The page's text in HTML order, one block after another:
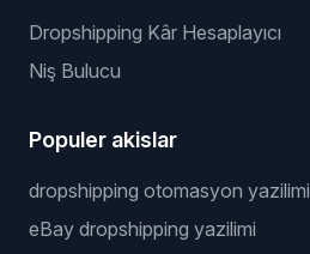
Dropshipping Kâr Hesaplayıcı
Niş Bulucu
Populer akislar
dropshipping otomasyon yazilimi
eBay dropshipping yazilimi